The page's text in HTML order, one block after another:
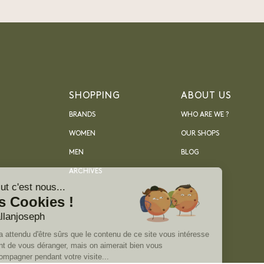
SHOPPING
BRANDS
WOMEN
MEN
ARCHIVES
ABOUT US
WHO ARE WE ?
OUR SHOPS
BLOG
Salut c'est nous...
les Cookies !
D'allanjoseph
On a attendu d'être sûrs que le contenu de ce site vous intéresse
avant de vous déranger, mais on aimerait bien vous
accompagner pendant votre visite...